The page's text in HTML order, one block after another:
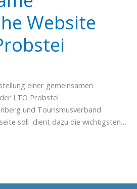
Website
einer gemeinsamen
LTO Probstei
und Tourismusverband
soll dient dazu die wichtigsten…